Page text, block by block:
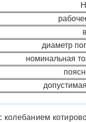
диаметр
номинальная
колебанием